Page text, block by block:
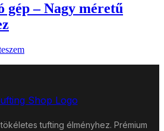
gép – Nagy méretű
tufting élményhez. Prémium